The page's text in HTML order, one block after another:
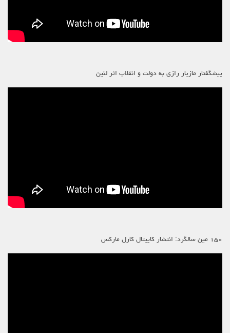
پیشگفتار مازیار رازی به دولت و انقلاب اثر لنین
۱۵۰ مین سالگرد: انتشار کاپیتال کارل مارکس